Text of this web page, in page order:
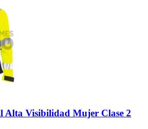
Alta Visibilidad Mujer Clase 2